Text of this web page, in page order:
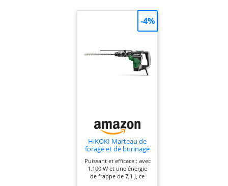
HiKOKI Marteau de
forage et de burinage
d'énergie de frappe,
40mm de diamètre de
forage, 2800/min de
Puissant et efficace : avec
1.100 W et une énergie
de frappe de 7,1 J, ce
-4%